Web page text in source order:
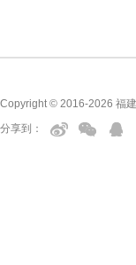
Copyright © 2016-2026 福
分享到：